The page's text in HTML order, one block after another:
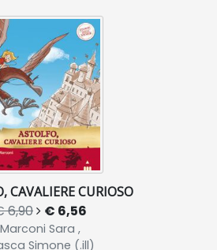
CAVALIERE CURIOSO
6,90 € 6,56
Marconi Sara ,
Simone (.ill)